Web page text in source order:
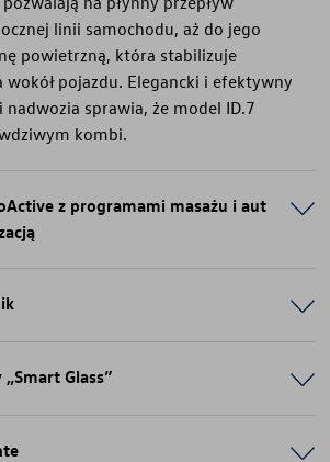
linii samochodu, aż do jego
powietrzną, która stabilizuje
wokół pojazdu. Elegancki i efektywny
sprawia, że model ID.7
kombi.
z programami masażu i aut
Glass”